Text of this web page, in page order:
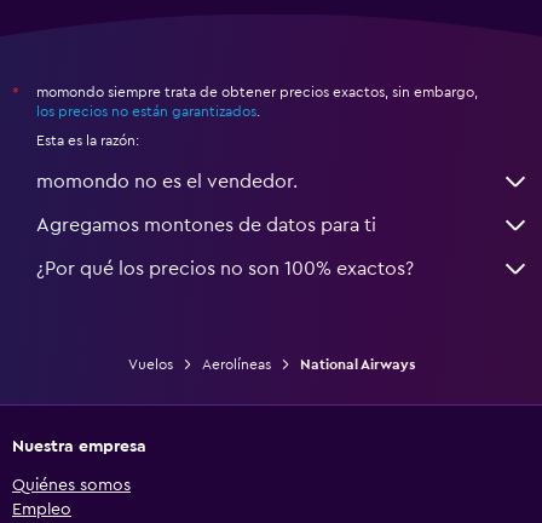
*
momondo siempre trata de obtener precios exactos, sin embargo,
los precios no están garantizados
Esta es la razón:
momondo no es el vendedor.
Agregamos montones de datos para ti
¿Por qué los precios no son 100% exactos?
Vuelos Aerolíneas National Airways
Nuestra empresa
Quiénes somos
Empleo